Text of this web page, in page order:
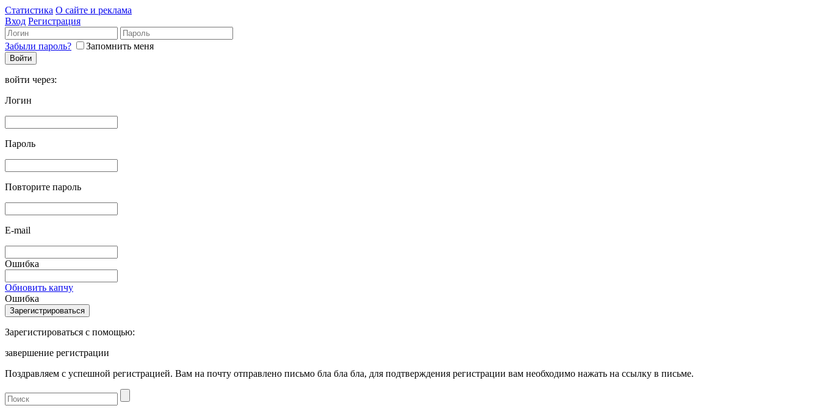
Статистика О сайте и реклама
Вход Регистрация
Забыли пароль? Запомнить меня
войти через:
Логин
Пароль
Повторите пароль
E-mail
Ошибка
Обновить капчу
Ошибка
Зарегистироваться с помощью:
завершение регистрации
Поздравляем с успешной регистрацией. Вам на почту отправлено письмо бла бла бла, для подтверждения регистрации вам необходимо нажать на ссылку в письме.